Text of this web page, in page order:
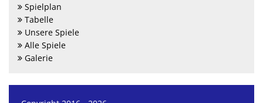
Spielplan
Tabelle
Unsere Spiele
Alle Spiele
Galerie